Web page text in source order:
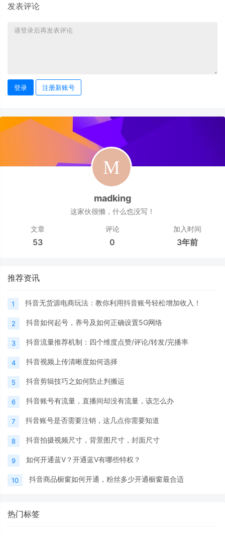
发表评论
登录 注册新账号
madking
这家伙很懒，什么也没写！
文章
53
评论
0
加入时间
3年前
推荐资讯
1 抖音无货源电商玩法：教你利用抖音账号轻松增加收入！
2 抖音如何起号，养号及如何正确设置5G网络
3 抖音流量推荐机制：四个维度点赞/评论/转发/完播率
4 抖音视频上传清晰度如何选择
5 抖音剪辑技巧之如何防止判搬运
6 抖音账号有流量，直播间却没有流量，该怎么办
7 抖音账号是否需要注销，这几点你需要知道
8 抖音拍摄视频尺寸，背景图尺寸，封面尺寸
9 如何开通蓝V？开通蓝V有哪些特权？
10 抖音商品橱窗如何开通，粉丝多少开通橱窗最合适
热门标签